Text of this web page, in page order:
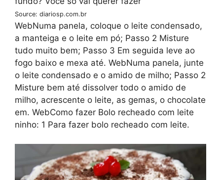
Source: diariosp.com.br
WebNuma panela, coloque o leite condensado,
a manteiga e o leite em pó; Passo 2 Misture
tudo muito bem; Passo 3 Em seguida leve ao
fogo baixo e mexa até. WebNuma panela, junte
o leite condensado e o amido de milho; Passo 2
Misture bem até dissolver todo o amido de
milho, acrescente o leite, as gemas, o chocolate
em. WebComo fazer Bolo recheado com leite
ninho: 1 Para fazer bolo recheado com leite.